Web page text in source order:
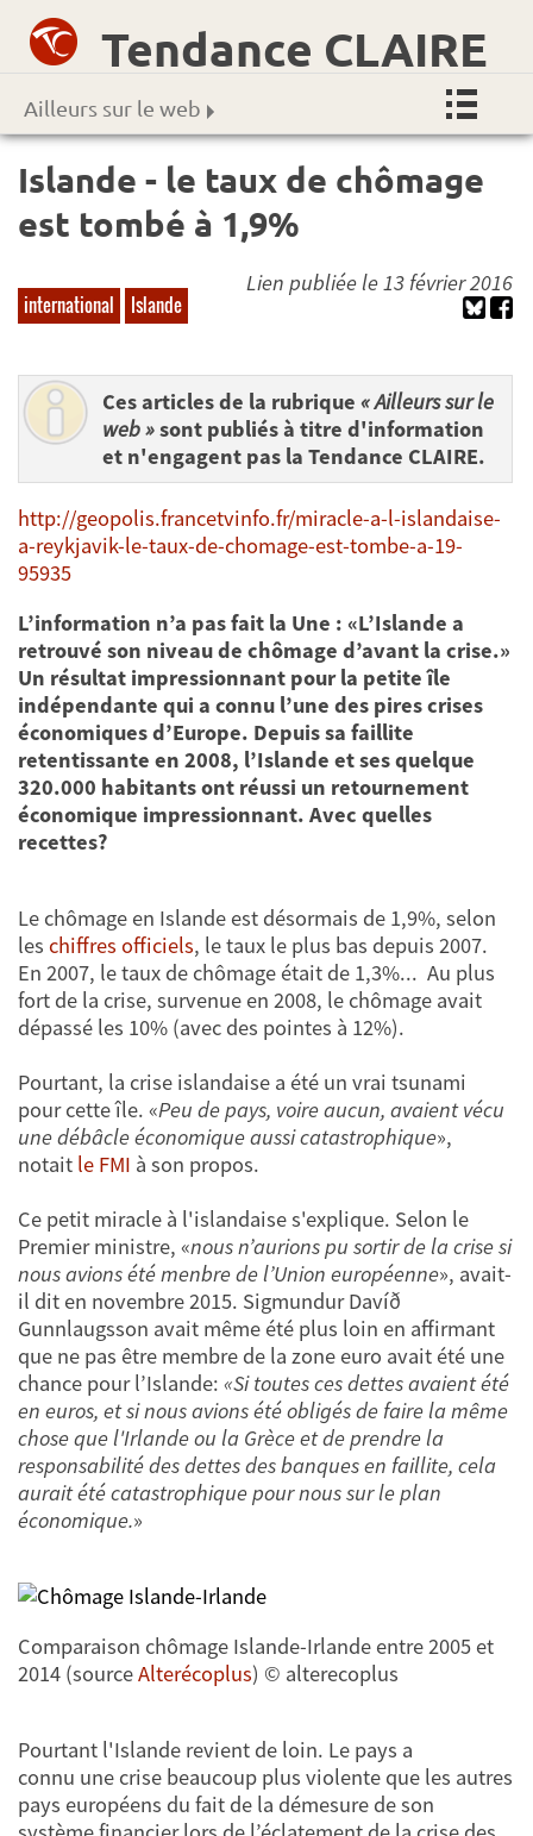
Tendance CLAIRE
Ailleurs sur le web
Islande - le taux de chômage
est tombé à 1,9%
international Islande
Lien publiée le 13 février 2016
Ces articles de la rubrique « Ailleurs sur le
web »sont publiés à titre d'information
et n'engagent pas la Tendance CLAIRE.
http://geopolis.francetvinfo.fr/miracle-a-l-islandaise-
a-reykjavik-le-taux-de-chomage-est-tombe-a-19-
95935
L’information n’a pas fait la Une : «L’Islande a
retrouvé son niveau de chômage d’avant la crise.»
Un résultat impressionnant pour la petite île
indépendante qui a connu l’une des pires crises
économiques d’Europe. Depuis sa faillite
retentissante en 2008, l’Islande et ses quelque
320.000 habitants ont réussi un retournement
économique impressionnant. Avec quelles
recettes?
Le chômage en Islande est désormais de 1,9%, selon
les chiffres officiels, le taux le plus bas depuis 2007.
En 2007, le taux de chômage était de 1,3%... Au plus
fort de la crise, survenue en 2008, le chômage avait
dépassé les 10% (avec des pointes à 12%).
Pourtant, la crise islandaise a été un vrai tsunami
pour cette île. «Peu de pays, voire aucun, avaient vécu
une débâcle économique aussi catastrophique»,
notait le FMI à son propos.
Ce petit miracle à l'islandaise s'explique. Selon le
Premier ministre, «nous n’aurions pu sortir de la crise si
nous avions été menbre de l’Union européenne», avait-
il dit en novembre 2015. Sigmundur Davíð
Gunnlaugsson avait même été plus loin en affirmant
que ne pas être membre de la zone euro avait été une
chance pour l’Islande: «Si toutes ces dettes avaient été
en euros, et si nous avions été obligés de faire la même
chose que l'Irlande ou la Grèce et de prendre la
responsabilité des dettes des banques en faillite, cela
aurait été catastrophique pour nous sur le plan
économique.»
Comparaison chômage Islande-Irlande entre 2005 et
2014 (sourceAlterécoplus) © alterecoplus
Pourtant l'Islande revient de loin. Le pays a
connu une crise beaucoup plus violente que les autres
pays européens du fait de la démesure de son